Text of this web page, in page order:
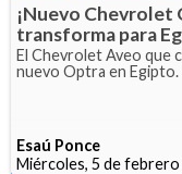
¡Nuevo Chevrolet
transforma para
El Chevrolet Aveo que
nuevo Optra en Egipto.
Esaú Ponce
Miércoles, 5 de febrero